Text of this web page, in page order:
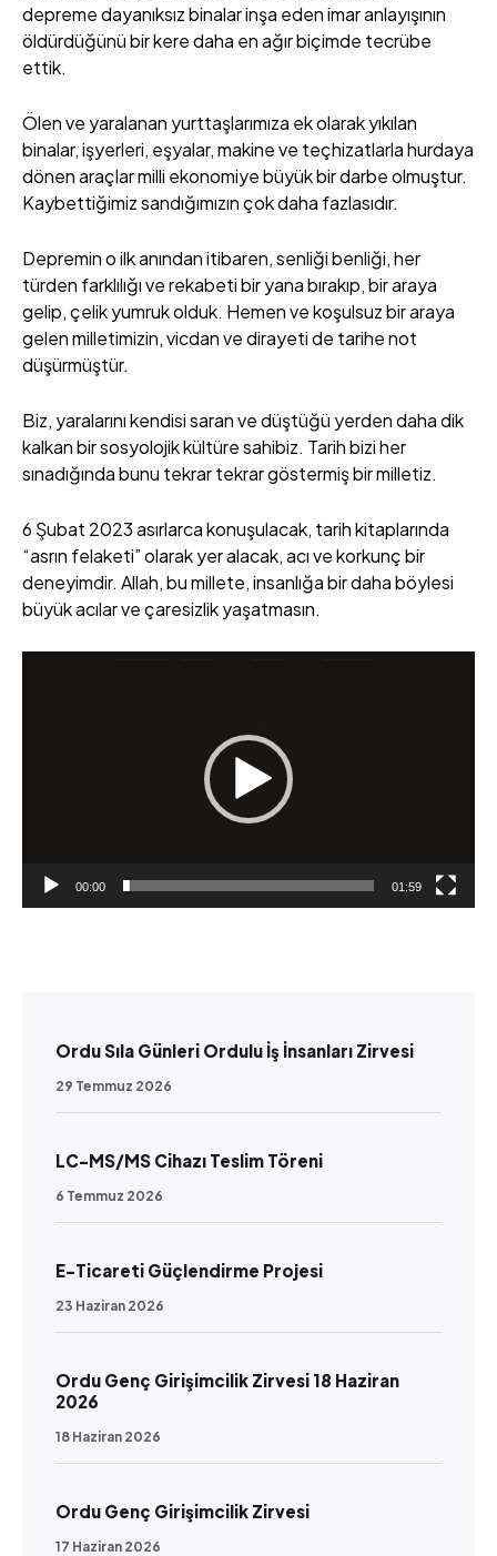
depreme dayanıksız binalar inşa eden imar anlayışının
öldürdüğünü bir kere daha en ağır biçimde tecrübe
ettik.
Ölen ve yaralanan yurttaşlarımıza ek olarak yıkılan
binalar, işyerleri, eşyalar, makine ve teçhizatlarla hurdaya
dönen araçlar milli ekonomiye büyük bir darbe olmuştur.
Kaybettiğimiz sandığımızın çok daha fazlasıdır.
Depremin o ilk anından itibaren, senliği benliği, her
türden farklılığı ve rekabeti bir yana bırakıp, bir araya
gelip, çelik yumruk olduk. Hemen ve koşulsuz bir araya
gelen milletimizin, vicdan ve dirayeti de tarihe not
düşürmüştür.
Biz, yaralarını kendisi saran ve düştüğü yerden daha dik
kalkan bir sosyolojik kültüre sahibiz. Tarih bizi her
sınadığında bunu tekrar tekrar göstermiş bir milletiz.
6 Şubat 2023 asırlarca konuşulacak, tarih kitaplarında
“asrın felaketi” olarak yer alacak, acı ve korkunç bir
deneyimdir. Allah, bu millete, insanlığa bir daha böylesi
büyük acılar ve çaresizlik yaşatmasın.
t
00:00 01:59
Ordu Sıla Günleri Ordulu İş İnsanları Zirvesi
29 Temmuz 2026
LC-MS/MS Cihazı Teslim Töreni
6 Temmuz 2026
E-Ticareti Güçlendirme Projesi
23 Haziran 2026
Ordu Genç Girişimcilik Zirvesi 18 Haziran
2026
18 Haziran 2026
Ordu Genç Girişimcilik Zirvesi
17 Haziran 2026